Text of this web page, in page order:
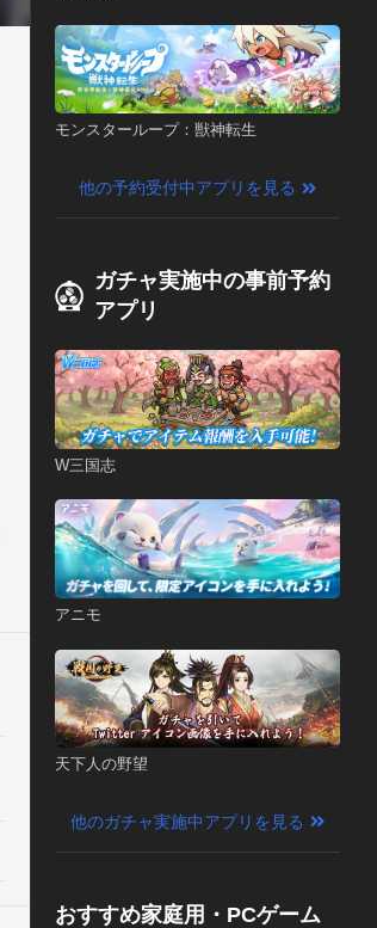
モンスターループ：獣神転生
他の予約受付中アプリを見る
ガチャ実施中の事前予約
アプリ
W三国志
アニモ
天下人の野望
他のガチャ実施中アプリを見る
おすすめ家庭用・PCゲーム